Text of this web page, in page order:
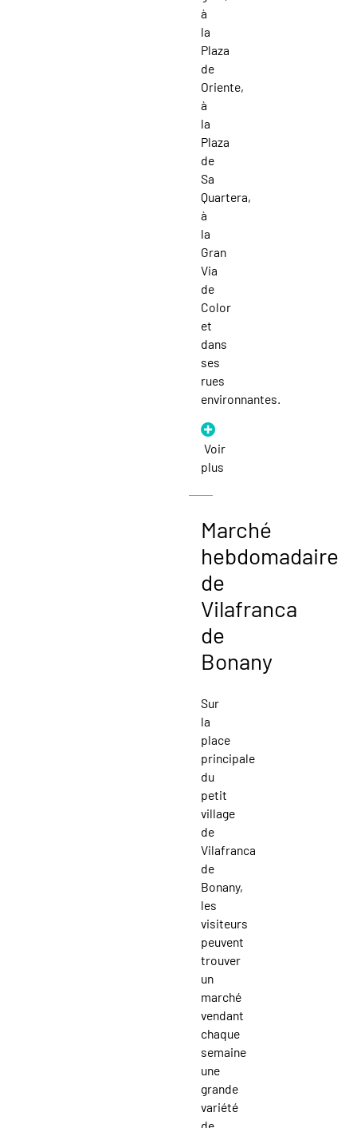
à
la
Plaza
de
Oriente,
à
la
Plaza
de
Sa
Quartera,
à
la
Gran
Via
de
Color
et
dans
ses
rues
environnantes.
Voir
plus
Marché
hebdomadaire
de
Vilafranca
de
Bonany
Sur
la
place
principale
du
petit
village
de
Vilafranca
de
Bonany,
les
visiteurs
peuvent
trouver
un
marché
vendant
chaque
semaine
une
grande
variété